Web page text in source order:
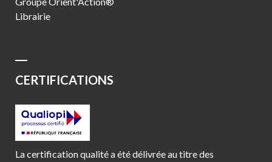
Librairie
CERTIFICATIONS
La certification qualité a été délivrée au titre des